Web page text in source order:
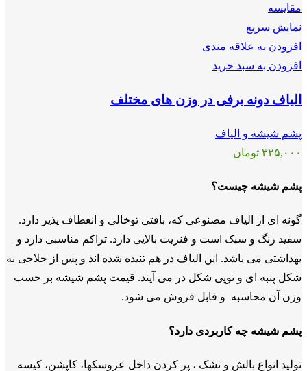
مقايسه
نمایش سریع
افزودن به علاقه مندی
افزودن به سبد خرید
الیاف دونه برفی در وزن های مختلف
پشم شیشه و الیاف
۳۲۵,۰۰۰ تومان
پشم شیشه چیست؟
گونه ای از الیاف مصنوعی که، بافتی توخالی و انعطاف پذیر دارد.
سفید رنگ و سبک است و فنریت بالایی دارد. تراکم مناسبی دارد و
بهداشتی می باشد. این الیاف در هم تنیده شده اند و پس از حلاجی به
شکل پنبه ای و توپی شکل در می آیند. قیمت پشم شیشه بر حسب
وزن آن محاسبه و قابل فروش می شود.
پشم شیشه چه کاربردی دارد؟
تولید انواع بالش و تشک ، پر کردن داخل عروسکها، کاپشن، کیسه